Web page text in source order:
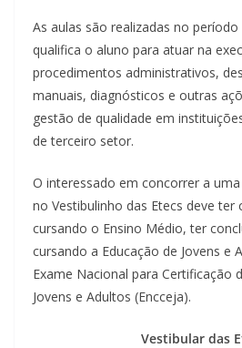
As aulas são realizadas no
qualifica o aluno para atuar na
procedimentos administrativos,
manuais, diagnósticos e outras
gestão de qualidade em
de terceiro setor.
O interessado em concorrer a
no Vestibulinho das Etecs deve ter
cursando o Ensino Médio, ter
cursando a Educação de Jovens e
Exame Nacional para Certificação
Jovens e Adultos (Encceja).
Vestibular das